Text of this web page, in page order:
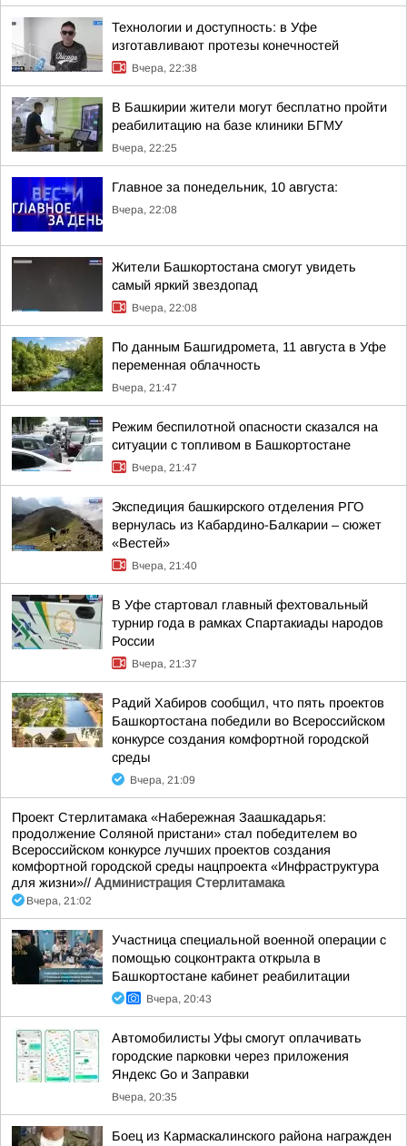
Технологии и доступность: в Уфе
изготавливают протезы конечностей
Вчера, 22:38
В Башкирии жители могут бесплатно пройти
реабилитацию на базе клиники БГМУ
Вчера, 22:25
Главное за понедельник, 10 августа:
Вчера, 22:08
Жители Башкортостана смогут увидеть
самый яркий звездопад
Вчера, 22:08
По данным Башгидромета, 11 августа в Уфе
переменная облачность
Вчера, 21:47
Режим беспилотной опасности сказался на
ситуации с топливом в Башкортостане
Вчера, 21:47
Экспедиция башкирского отделения РГО
вернулась из Кабардино-Балкарии – сюжет
«Вестей»
Вчера, 21:40
В Уфе стартовал главный фехтовальный
турнир года в рамках Спартакиады народов
России
Вчера, 21:37
Радий Хабиров сообщил, что пять проектов
Башкортостана победили во Всероссийском
конкурсе создания комфортной городской
среды
Вчера, 21:09
Проект Стерлитамака «Набережная Заашкадарья:
продолжение Соляной пристани» стал победителем во
Всероссийском конкурсе лучших проектов создания
комфортной городской среды нацпроекта «Инфраструктура
для жизни»// Администрация Стерлитамака
Вчера, 21:02
Участница специальной военной операции с
помощью соцконтракта открыла в
Башкортостане кабинет реабилитации
Вчера, 20:43
Автомобилисты Уфы смогут оплачивать
городские парковки через приложения
Яндекс Go и Заправки
Вчера, 20:35
Боец из Кармаскалинского района награжден